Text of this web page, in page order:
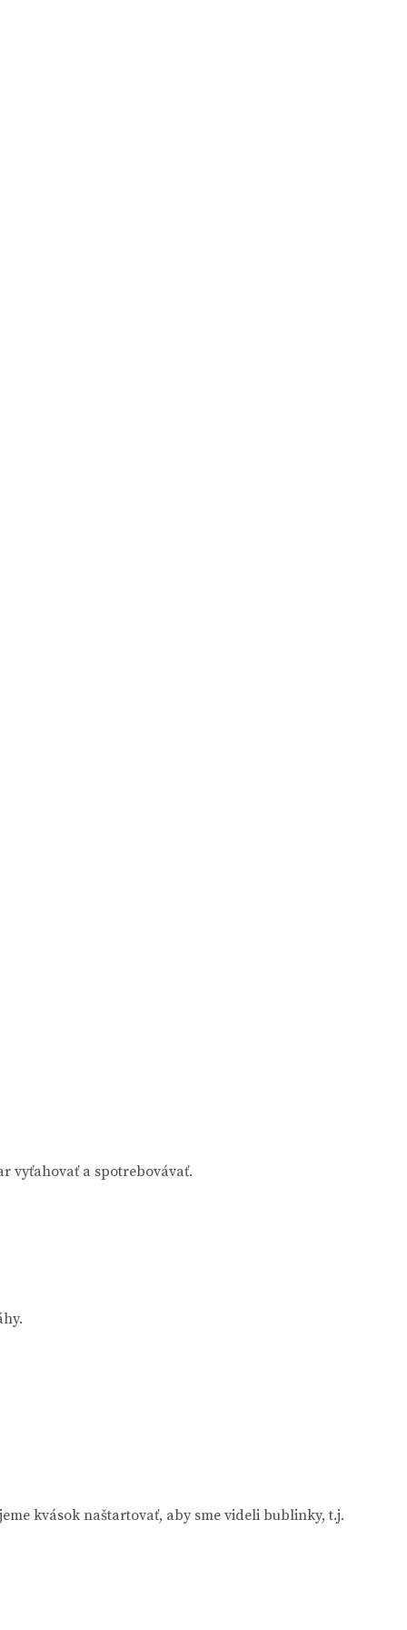
vyťahovať a spotrebovávať.
kvások naštartovať, aby sme videli bublinky, t.j.